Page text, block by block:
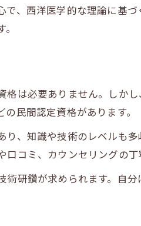
施術を継続するメリットと
で期待できる改善効果を正し
、西洋医学的な理論に基
は必要ありません。しか
民間認定資格があります。
、知識や技術のレベルも
コミ、カウンセリングの丁
研鑽が求められます。自